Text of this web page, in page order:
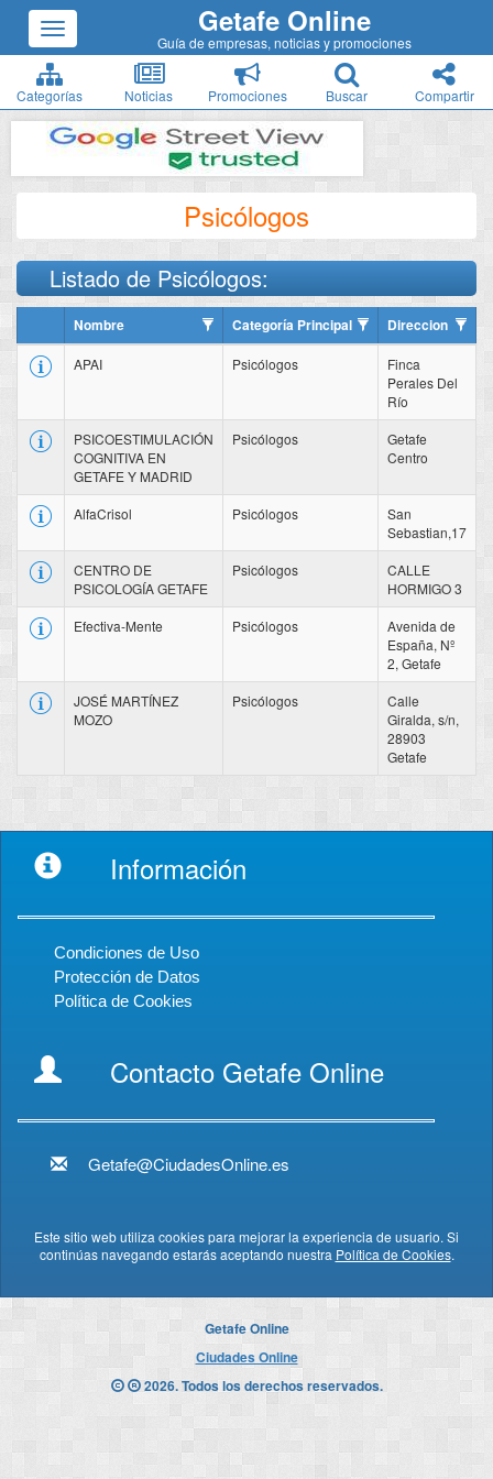
Getafe Online
Guía de empresas, noticias y promociones
Categorías Noticias Promociones Buscar Compartir
Psicólogos
Listado de Psicólogos:
Nombre Categoría Principal Direccion
APAI Psicólogos
Finca
Perales Del
Río
PSICOESTIMULACIÓN
COGNITIVA EN
GETAFE Y MADRID
Psicólogos
Getafe
Centro
AlfaCrisol Psicólogos
San
Sebastian,17
CENTRO DE
PSICOLOGÍA GETAFE
Psicólogos
CALLE
HORMIGO 3
Efectiva-Mente
Psicólogos
Avenida de
España, Nº
2, Getafe
JOSÉ MARTÍNEZ
MOZO
Psicólogos
Calle
Giralda, s/n,
28903
Getafe
Información
Condiciones de Uso
Protección de Datos
Política de Cookies
Contacto Getafe Online
Getafe@CiudadesOnline.es
Este sitio web utiliza cookies para mejorar la experiencia de usuario. Si
continúas navegando estarás aceptando nuestra Política de Cookies.
Getafe Online
Ciudades Online
2026. Todos los derechos reservados.